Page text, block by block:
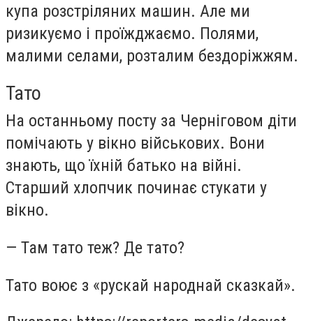
купа розстріляних машин. Але ми
ризикуємо і проїжджаємо. Полями,
малими селами, розталим бездоріжжям.
Тато
На останньому посту за Черніговом діти
помічають у вікно військових. Вони
знають, що їхній батько на війні.
Старший хлопчик починає стукати у
вікно.
— Там тато теж? Де тато?
Тато воює з «рускай народнай сказкай».